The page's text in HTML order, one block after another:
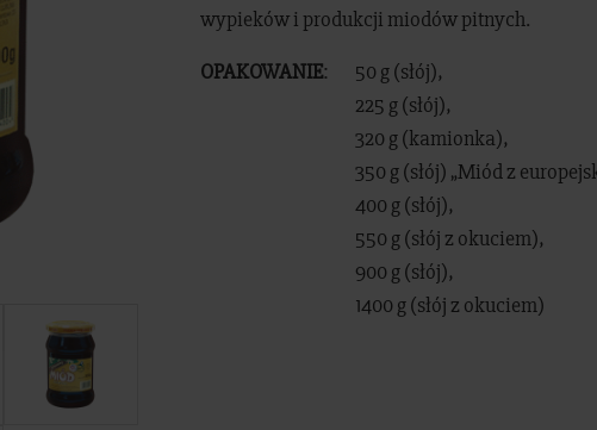
wypieków i produkcji miodów pitnych.
OPAKOWANIE:
50 g (słój),
225 g (słój),
320 g (kamionka),
350 g (słój) „Miód z
400 g (słój),
550 g (słój z okuciem),
900 g (słój),
1400 g (słój z okuciem)